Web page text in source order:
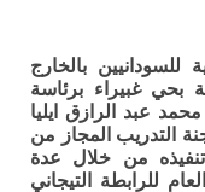
للسودانيين بالخارج
بحي غبيراء برئاسة
عبد الرازق ايليا
التدريب المجاز من
تنفيذه من خلال عدة
للرابطة التيجاني